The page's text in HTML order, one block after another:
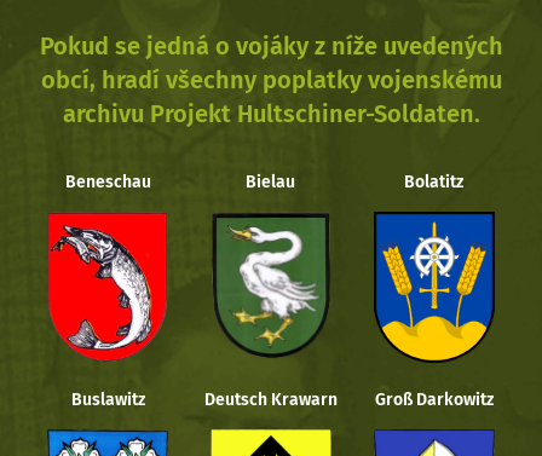
Pokud se jedná o vojáky z níže uvedených
obcí, hradí všechny poplatky vojenskému
archivu Projekt Hultschiner-Soldaten.
Beneschau Bielau Bolatitz
Buslawitz Deutsch Krawarn Groß Darkowitz